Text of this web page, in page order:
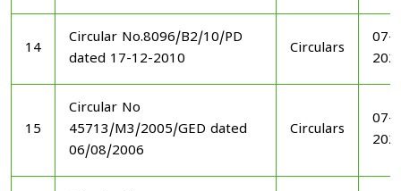
14
Circular No.8096/B2/10/PD
dated 17-12-2010
Circulars
07-
15
Circular No
45713/M3/2005/GED dated
06/08/2006
Circulars
07-